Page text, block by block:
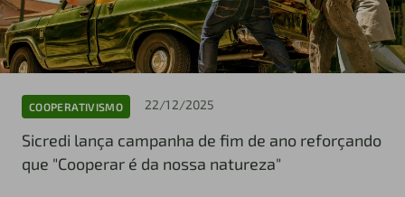
COOPERATIVISMO 22/12/2025
Sicredi lança campanha de fim de ano reforçando
que "Cooperar é da nossa natureza"